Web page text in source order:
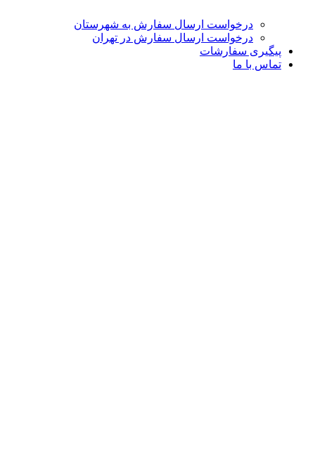
درخواست ارسال سفارش به شهرستان
درخواست ارسال سفارش در تهران
پیگیری سفارشات
تماس با ما